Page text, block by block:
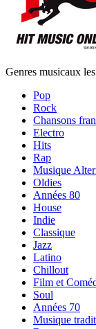
Genres musicaux
Pop
Rock
Chansons
Electro
Hits
Rap
Musique
Oldies
Années 80
House
Indie
Classique
Jazz
Latino
Chillout
Film et
Soul
Années 70
Musique